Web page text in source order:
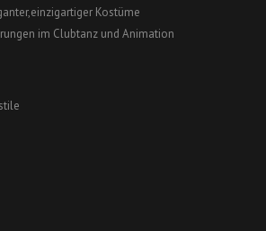
Kostüme
im Clubtanz und Animation